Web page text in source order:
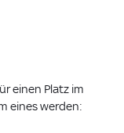
einen Platz im
eines werden: